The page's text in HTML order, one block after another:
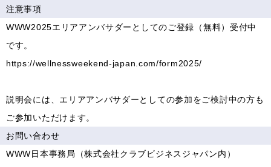
注意事項
WWW2025エリアアンバサダーとしてのご登録（無料）受付中
です。
https://wellnessweekend-japan.com/form2025/
説明会には、エリアアンバサダーとしての参加をご検討中の方も
ご参加いただけます。
お問い合わせ
WWW日本事務局（株式会社クラブビジネスジャパン内）